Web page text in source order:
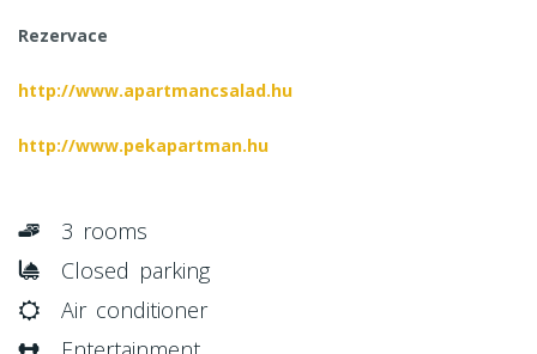
Rezervace
http://www.apartmancsalad.hu
http://www.pekapartman.hu
3 rooms
Closed parking
Air conditioner